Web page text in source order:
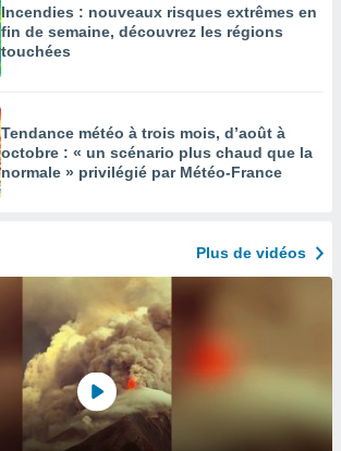
Incendies : nouveaux risques extrêmes en
fin de semaine, découvrez les régions
touchées
Tendance météo à trois mois, d’août à
octobre : « un scénario plus chaud que la
normale » privilégié par Météo-France
Plus de vidéos